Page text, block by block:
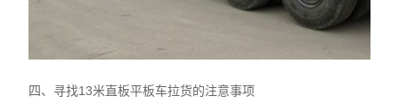
四、寻找13米直板平板车拉货的注意事项